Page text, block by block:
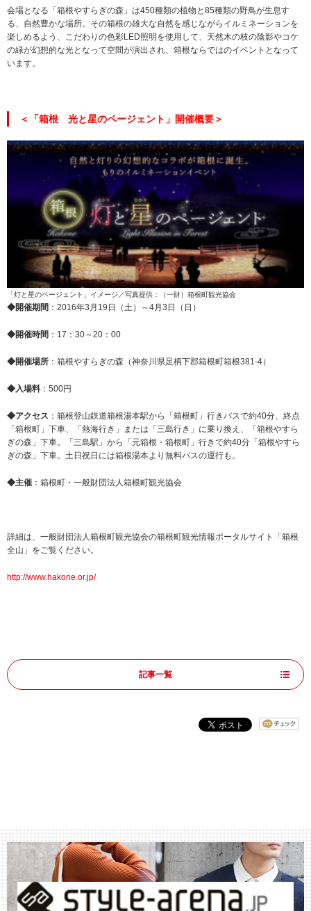
会場となる「箱根やすらぎの森」は450種類の植物と85種類の野鳥が生息す
る、自然豊かな場所。その箱根の雄大な自然を感じながらイルミネーションを
楽しめるよう、こだわりの色彩LED照明を使用して、天然木の枝の陰影やコケ
の緑が幻想的な光となって空間が演出され、箱根ならではのイベントとなって
います。
＜「箱根 光と星のページェント」開催概要＞
「灯と星のページェント」イメージ／写真提供：（一財）箱根町観光協会
◆開催期間 ：2016年3月19日（土）～4月3日（日）
◆開催時間 ：17：30～20：00
◆開催場所 ：箱根やすらぎの森（神奈川県足柄下郡箱根町箱根381-4）
◆入場料 ：500円
◆アクセス ：箱根登山鉄道箱根湯本駅から「箱根町」行きバスで約40分、終点
「箱根町」下車、「熱海行き」または「三島行き」に乗り換え、「箱根やすら
ぎの森」下車。「三島駅」から「元箱根・箱根町」行きで約40分「箱根やすら
ぎの森」下車。土日祝日には箱根湯本より無料バスの運行も。
◆主催 ：箱根町・一般財団法人箱根町観光協会
詳細は、一般財団法人箱根町観光協会の箱根町観光情報ポータルサイト「箱根
全山」をご覧ください。
http://www.hakone.or.jp/
記事一覧